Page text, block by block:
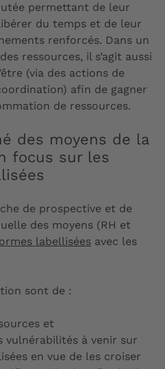
permettant de leur
du temps et de leur
renforcés. Dans un
ressources, il s’agit aussi
(via des actions de
afin de gagner
de ressources.
des moyens de la
focus sur les
de prospective et de
des moyens (RH et
labellisées avec les
sont de :
et
à venir sur
en vue de les croiser